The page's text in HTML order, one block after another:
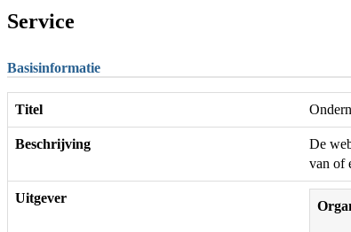
Service
Basisinformatie
Titel
Beschrijving
De
van of
Uitgever